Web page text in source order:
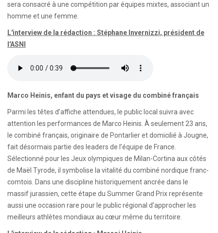
sera consacré à une compétition par équipes mixtes, associant un
homme et une femme.
L'interview de la rédaction : Stéphane Invernizzi, président de
l'ASNI
Marco Heinis, enfant du pays et visage du combiné français
Parmi les têtes d’affiche attendues, le public local suivra avec
attention les performances de Marco Heinis. À seulement 23 ans,
le combiné français, originaire de Pontarlier et domicilié à Jougne,
fait désormais partie des leaders de l’équipe de France.
Sélectionné pour les Jeux olympiques de Milan-Cortina aux côtés
de Maël Tyrode, il symbolise la vitalité du combiné nordique franc-
comtois. Dans une discipline historiquement ancrée dans le
massif jurassien, cette étape du Summer Grand Prix représente
aussi une occasion rare pour le public régional d’approcher les
meilleurs athlètes mondiaux au cœur même du territoire.